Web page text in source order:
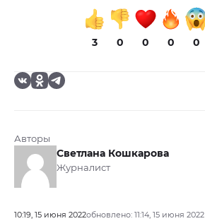
3 0 0 0 0
Авторы
Светлана Кошкарова
Журналист
10:19, 15 июня 2022обновлено: 11:14, 15 июня 2022